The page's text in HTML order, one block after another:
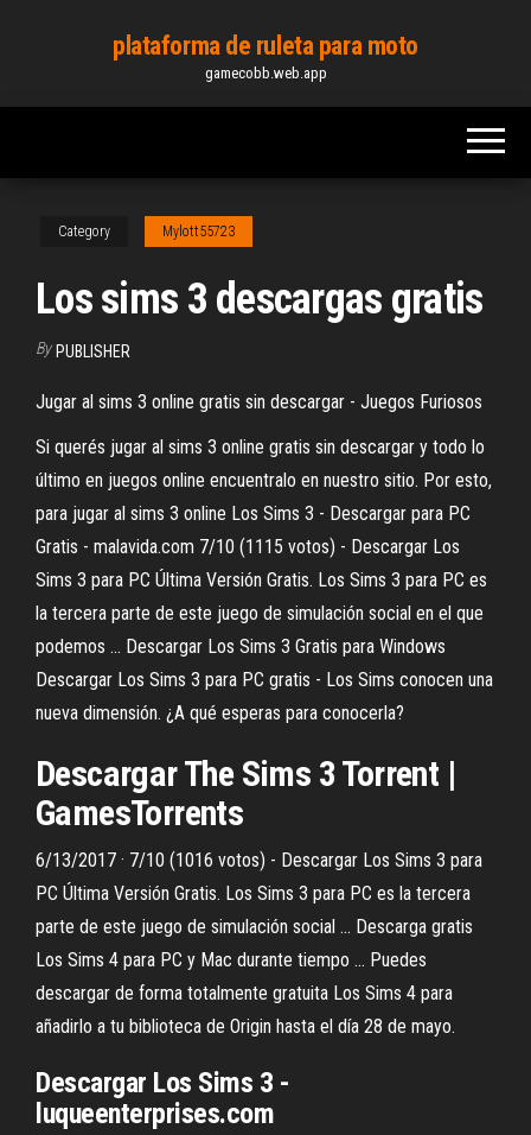
content
plataforma de ruleta para moto
gamecobb.web.app
Category Mylott55723
Los sims 3 descargas gratis
By PUBLISHER
Jugar al sims 3 online gratis sin descargar - Juegos Furiosos
Si querés jugar al sims 3 online gratis sin descargar y todo lo
último en juegos online encuentralo en nuestro sitio. Por esto,
para jugar al sims 3 online Los Sims 3 - Descargar para PC
Gratis - malavida.com 7/10 (1115 votos) - Descargar Los
Sims 3 para PC Última Versión Gratis. Los Sims 3 para PC es
la tercera parte de este juego de simulación social en el que
podemos ... Descargar Los Sims 3 Gratis para Windows
Descargar Los Sims 3 para PC gratis - Los Sims conocen una
nueva dimensión. ¿A qué esperas para conocerla?
Descargar The Sims 3 Torrent |
GamesTorrents
6/13/2017 · 7/10 (1016 votos) - Descargar Los Sims 3 para
PC Última Versión Gratis. Los Sims 3 para PC es la tercera
parte de este juego de simulación social ... Descarga gratis
Los Sims 4 para PC y Mac durante tiempo ... Puedes
descargar de forma totalmente gratuita Los Sims 4 para
añadirlo a tu biblioteca de Origin hasta el día 28 de mayo.
Descargar Los Sims 3 -
luqueenterprises.com